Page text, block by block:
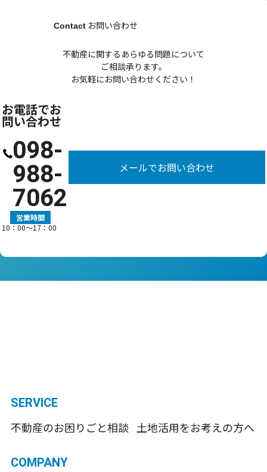
Contact お問い合わせ
不動産に関するあらゆる問題について
ご相談承ります。
お気軽にお問い合わせください！
お電話でお
問い合わせ
098-
988-
7062
営業時間
10：00〜17：00
メールでお問い合わせ
SERVICE
不動産のお困りごと相談 土地活用をお考えの方へ
COMPANY